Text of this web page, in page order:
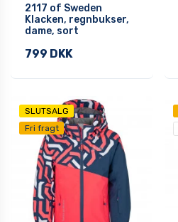
2117 of Sweden
Klacken, regnbukser,
dame, sort
799 DKK
SLUTSALG
Fri fragt